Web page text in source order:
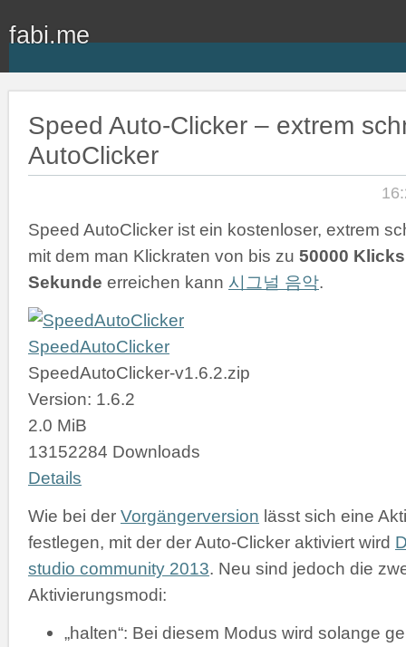
fabi.me
Speed Auto-Clicker – extrem
AutoClicker
Speed AutoClicker ist ein kostenloser, extrem
mit dem man Klickraten von bis zu 50000
Sekunde erreichen kann 시그널 음악.
SpeedAutoClicker
SpeedAutoClicker-v1.6.2.zip
Version: 1.6.2
2.0 MiB
13152284 Downloads
Details
Wie bei der Vorgängerversion lässt sich eine
festlegen, mit der der Auto-Clicker aktiviert wird
studio community 2013. Neu sind jedoch die
Aktivierungsmodi:
„halten“: Bei diesem Modus wird solange